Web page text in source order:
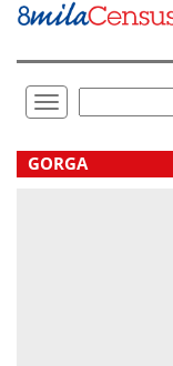
Vai
direttamente
Toggle
navigation
.
GORGA